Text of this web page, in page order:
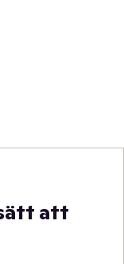
att